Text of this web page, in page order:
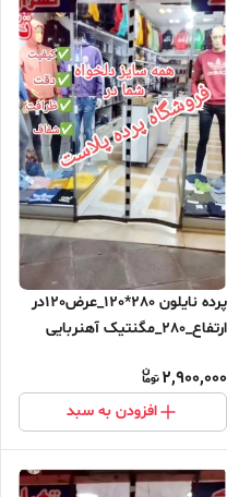
پرده نایلون 280*120_عرض120در
ارتفاع_280_مگنتیک آهنربایی
2,900,000
افزودن به سبد